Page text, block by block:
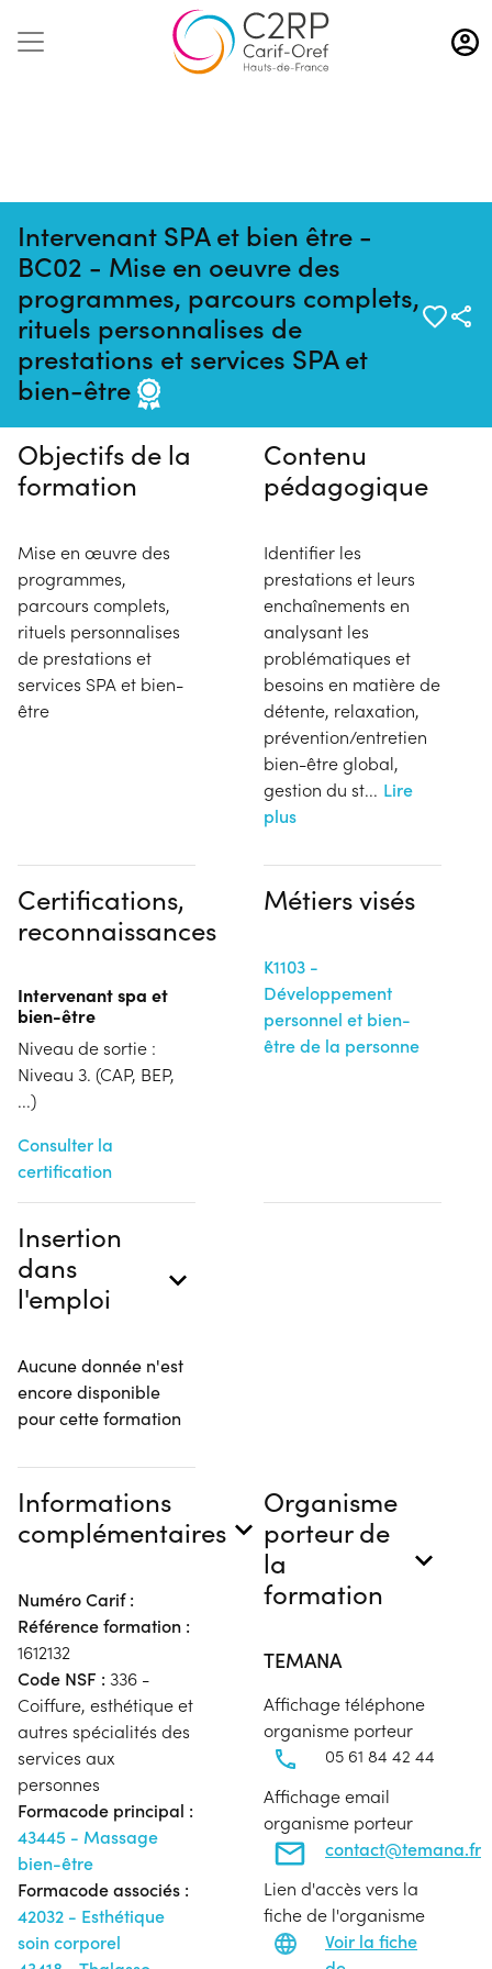
Aller
au
contenu
Intervenant SPA et bien être -
BC02 - Mise en oeuvre des
programmes, parcours complets,
rituels personnalises de
prestations et services SPA et
bien-être
Pas de session programmée en
ce moment
Objectifs de la
formation
Mise en œuvre des
programmes,
parcours complets,
rituels personnalises
de prestations et
services SPA et bien-
être
Contenu
pédagogique
Identifier les
prestations et leurs
enchaînements en
analysant les
problématiques et
besoins en matière de
détente, relaxation,
prévention/entretien
bien-être global,
gestion du st... Lire
plus
Certifications,
reconnaissances
Intervenant spa et
bien-être
Niveau de sortie :
Niveau 3. (CAP, BEP,
...)
Consulter la
certification
Métiers visés
K1103 -
Développement
personnel et bien-
être de la personne
Insertion
dans
l'emploi
Aucune donnée n'est
encore disponible
pour cette formation
Informations
complémentaires
Numéro Carif :
Référence formation :
1612132
Code NSF : 336 -
Coiffure, esthétique et
autres spécialités des
services aux
personnes
Formacode principal :
43445 - Massage
bien-être
Formacode associés :
42032 - Esthétique
soin corporel
Organisme
porteur de
la
formation
TEMANA
Affichage téléphone
organisme porteur
05 61 84 42 44
Affichage email
organisme porteur
contact@temana.fr
Lien d'accès vers la
fiche de l'organisme
Voir la fiche